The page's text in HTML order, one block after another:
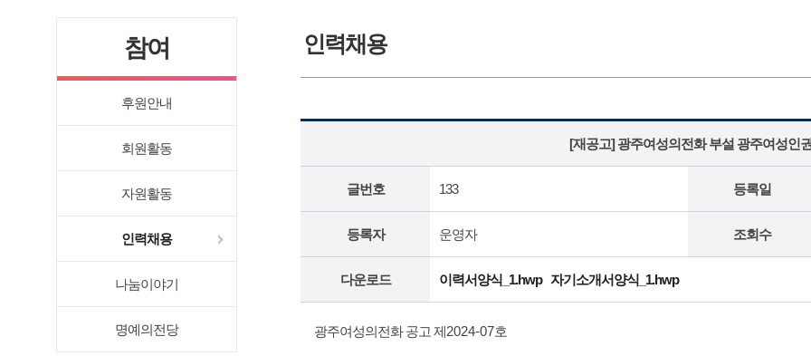
참여
후원안내
회원활동
자원활동
인력채용
나눔이야기
명예의전당
인력채용
[재공고] 광주여성의전화 부설 광주여성인
글번호 133 등록일
등록자 운영자 조회수
다운로드 이력서양식_1.hwp 자기소개서양식_1.hwp
광주여성의전화 공고 제 2024-07호